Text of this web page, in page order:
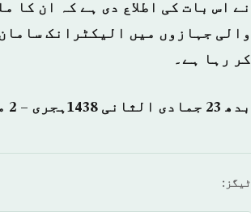
نے اس بات کی اطلاع دی ہے کہ ان
والی جہازوں میں الیکٹرانک
کر رہا ہے۔
بدھ 23 جمادی الثانی 1438ہجری – 2 مارچ 2017ء شمارہ نمبر {13994}
ٹیگز: